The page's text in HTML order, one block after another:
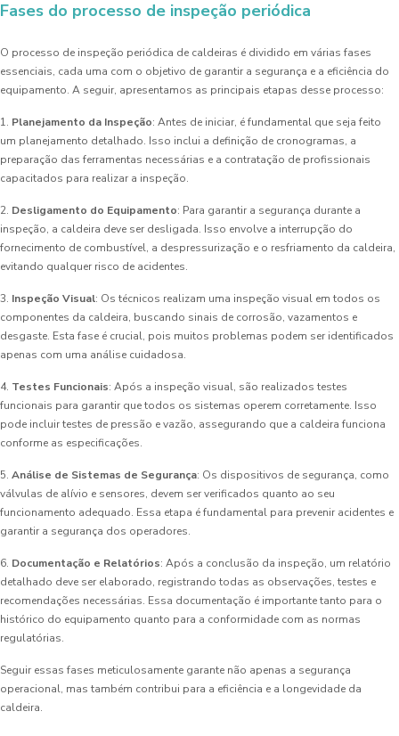
Fases do processo de inspeção periódica
O processo de inspeção periódica de caldeiras é dividido em várias fases
essenciais, cada uma com o objetivo de garantir a segurança e a eficiência do
equipamento. A seguir, apresentamos as principais etapas desse processo:
1. Planejamento da Inspeção: Antes de iniciar, é fundamental que seja feito
um planejamento detalhado. Isso inclui a definição de cronogramas, a
preparação das ferramentas necessárias e a contratação de profissionais
capacitados para realizar a inspeção.
2. Desligamento do Equipamento: Para garantir a segurança durante a
inspeção, a caldeira deve ser desligada. Isso envolve a interrupção do
fornecimento de combustível, a despressurização e o resfriamento da caldeira,
evitando qualquer risco de acidentes.
3. Inspeção Visual: Os técnicos realizam uma inspeção visual em todos os
componentes da caldeira, buscando sinais de corrosão, vazamentos e
desgaste. Esta fase é crucial, pois muitos problemas podem ser identificados
apenas com uma análise cuidadosa.
4. Testes Funcionais: Após a inspeção visual, são realizados testes
funcionais para garantir que todos os sistemas operem corretamente. Isso
pode incluir testes de pressão e vazão, assegurando que a caldeira funciona
conforme as especificações.
5. Análise de Sistemas de Segurança: Os dispositivos de segurança, como
válvulas de alívio e sensores, devem ser verificados quanto ao seu
funcionamento adequado. Essa etapa é fundamental para prevenir acidentes e
garantir a segurança dos operadores.
6. Documentação e Relatórios: Após a conclusão da inspeção, um relatório
detalhado deve ser elaborado, registrando todas as observações, testes e
recomendações necessárias. Essa documentação é importante tanto para o
histórico do equipamento quanto para a conformidade com as normas
regulatórias.
Seguir essas fases meticulosamente garante não apenas a segurança
operacional, mas também contribui para a eficiência e a longevidade da
caldeira.